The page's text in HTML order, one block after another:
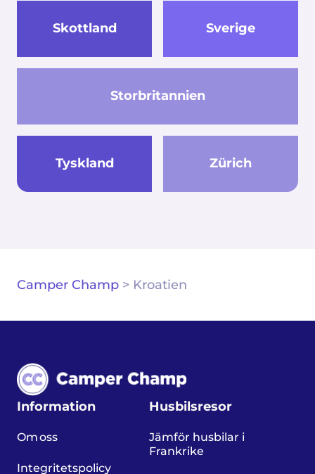
Skottland
Storbritannien
Sverige
Tyskland Zürich
Camper Champ > Kroatien
Information
Om oss
Integritetspolicy
Husbilsresor
Jämför husbilar i
Frankrike